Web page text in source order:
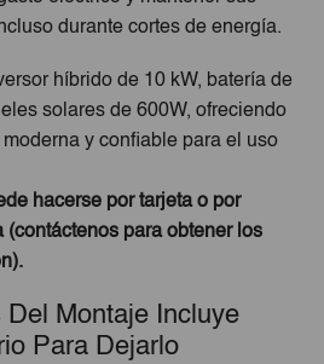
durante cortes de energía.
híbrido de 10 kW, batería de
solares de 600W, ofreciendo
y confiable para el uso
hacerse por tarjeta o por
(contáctenos para obtener los
Del Montaje Incluye
Para Dejarlo